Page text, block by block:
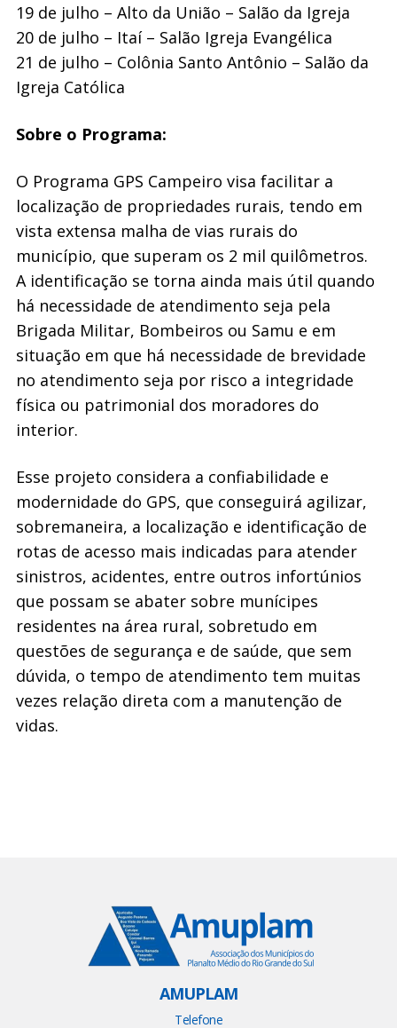
19 de julho – Alto da União – Salão da Igreja
20 de julho – Itaí – Salão Igreja Evangélica
21 de julho – Colônia Santo Antônio – Salão da
Igreja Católica
Sobre o Programa:
O Programa GPS Campeiro visa facilitar a
localização de propriedades rurais, tendo em
vista extensa malha de vias rurais do
município, que superam os 2 mil quilômetros.
A identificação se torna ainda mais útil quando
há necessidade de atendimento seja pela
Brigada Militar, Bombeiros ou Samu e em
situação em que há necessidade de brevidade
no atendimento seja por risco a integridade
física ou patrimonial dos moradores do
interior.
Esse projeto considera a confiabilidade e
modernidade do GPS, que conseguirá agilizar,
sobremaneira, a localização e identificação de
rotas de acesso mais indicadas para atender
sinistros, acidentes, entre outros infortúnios
que possam se abater sobre munícipes
residentes na área rural, sobretudo em
questões de segurança e de saúde, que sem
dúvida, o tempo de atendimento tem muitas
vezes relação direta com a manutenção de
vidas.
AMUPLAM
Telefone